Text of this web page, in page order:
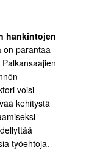
hankintojen
on parantaa
voisi
kehitystä
työehtoja.